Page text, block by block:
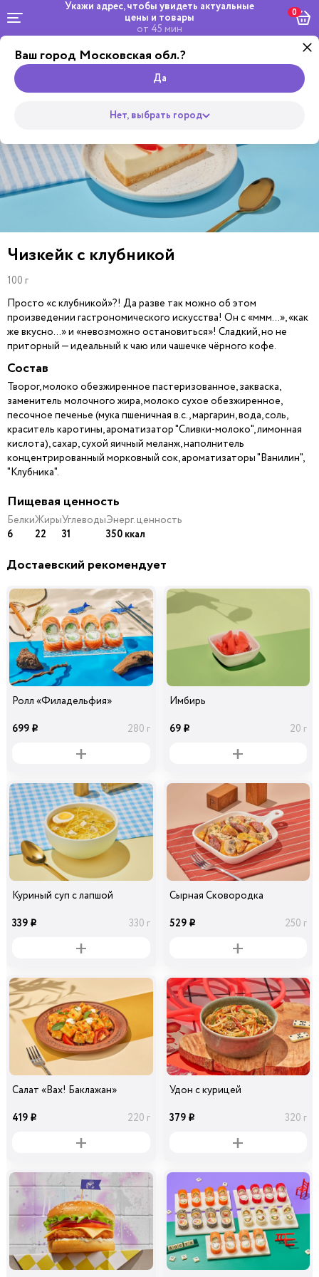
Укажи адрес, чтобы увидеть актуальные
цены и товары
от 45 мин
Ваш город Московская обл.?
Да
Нет, выбрать город
0
Роллы
Комбо и
Чизкейк с клубникой
100 г
Просто «с клубникой»?! Да разве так можно об этом
произведении гастрономического искусства! Он с «ммм…», «как
же вкусно…» и «невозможно остановиться»! Сладкий, но не
приторный — идеальный к чаю или чашечке чёрного кофе.
Состав
Творог, молоко обезжиренное пастеризованное, закваска,
заменитель молочного жира, молоко сухое обезжиренное,
песочное печенье (мука пшеничная в.с., маргарин, вода, соль,
краситель каротины, ароматизатор "Сливки-молоко", лимонная
кислота), сахар, сухой яичный меланж, наполнитель
концентрированный морковный сок, ароматизаторы "Ванилин",
"Клубника".
Пищевая ценность
Белки
6
Жиры
22
Углеводы
31
Энерг. ценность
350 ккал
Достаевский рекомендует
Ролл «Филадельфия»
699 i 280 г
Имбирь
69 i 20 г
Куриный суп с лапшой
339 i 330 г
Сырная Сковородка
529 i 250 г
Салат «Вах! Баклажан»
419 i 220 г
Удон с курицей
379 i 320 г